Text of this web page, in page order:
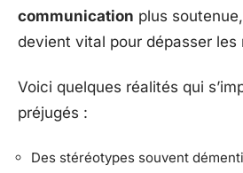
communication plus
devient vital pour dépasser les
Voici quelques réalités qui
préjugés :
Des stéréotypes souvent